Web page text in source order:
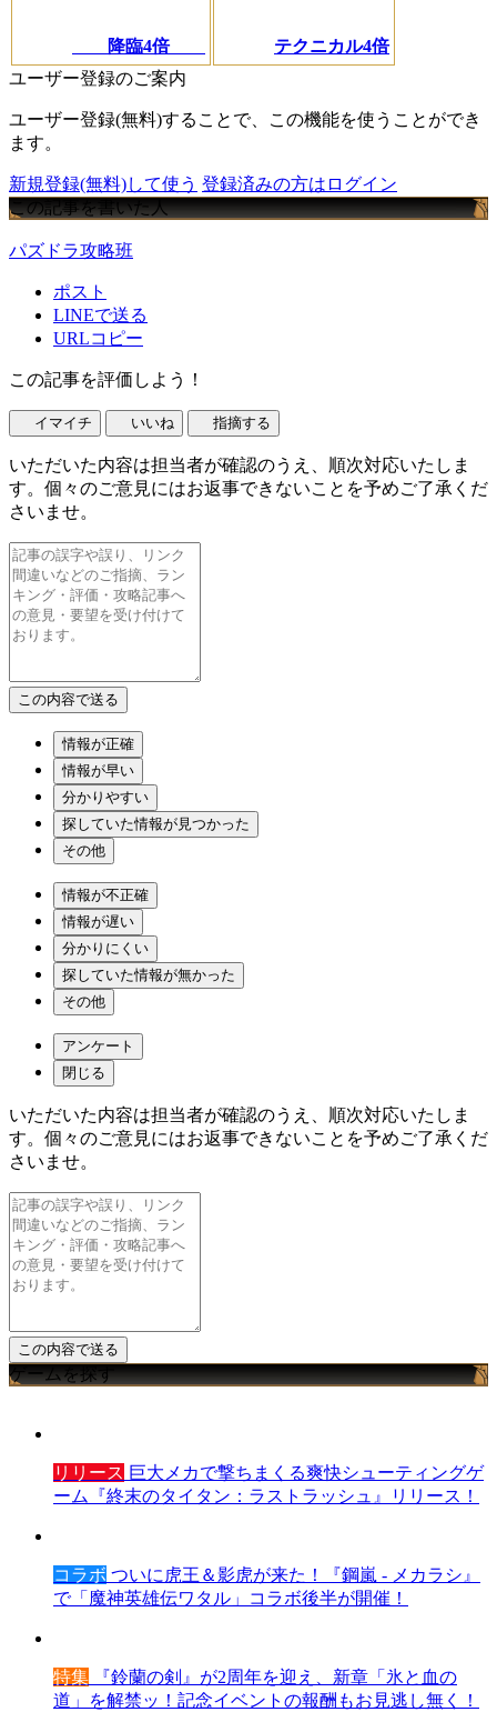
降臨4倍
テクニカル4倍
ユーザー登録のご案内
ユーザー登録(無料)することで、この機能を使うことができ
ます。
新規登録(無料)して使う 登録済みの方はログイン
この記事を書いた人
パズドラ攻略班
ポスト
LINEで送る
URLコピー
この記事を評価しよう！
イマイチ いいね 指摘する
いただいた内容は担当者が確認のうえ、順次対応いたしま
す。個々のご意見にはお返事できないことを予めご了承くだ
さいませ。
情報が正確
情報が早い
分かりやすい
探していた情報が見つかった
その他
情報が不正確
情報が遅い
分かりにくい
探していた情報が無かった
その他
アンケート
閉じる
いただいた内容は担当者が確認のうえ、順次対応いたしま
す。個々のご意見にはお返事できないことを予めご了承くだ
さいませ。
ゲームを探す
リリース 巨大メカで撃ちまくる爽快シューティングゲ
ーム『終末のタイタン：ラストラッシュ』リリース！
コラボ ついに虎王＆影虎が来た！『鋼嵐 - メカラシ』
で「魔神英雄伝ワタル」コラボ後半が開催！
特集 『鈴蘭の剣』が2周年を迎え、新章「氷と血の
道」を解禁ッ！記念イベントの報酬もお見逃し無く！